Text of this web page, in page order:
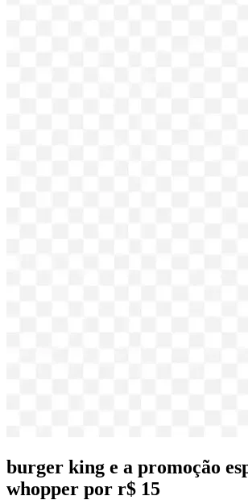
burger king e a promoção
whopper por r$ 15